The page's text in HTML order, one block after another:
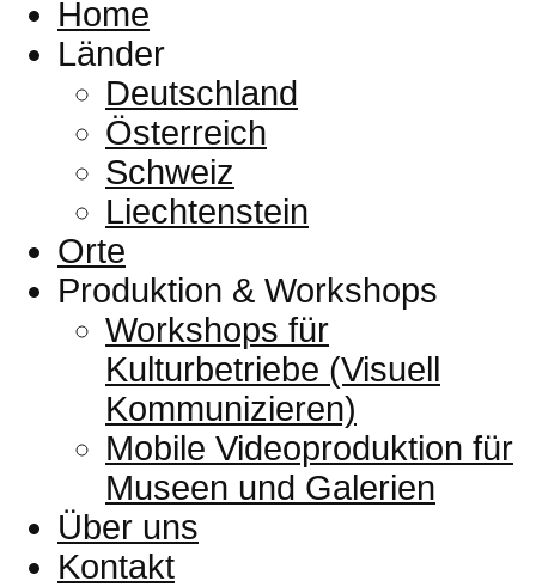
Home
Länder
Deutschland
Österreich
Schweiz
Liechtenstein
Orte
Produktion & Workshops
Workshops für
Kulturbetriebe (Visuell
Kommunizieren)
Mobile Videoproduktion für
Museen und Galerien
Über uns
Kontakt